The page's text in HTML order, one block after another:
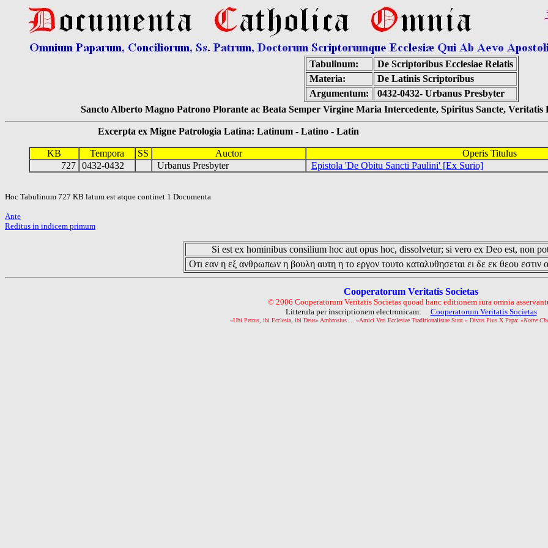
Tabulinum:
De Scriptoribus Ecclesiae Relatis
Materia:
De Latinis Scriptoribus
Argumentum:
0432-0432- Urbanus Presbyter
Sancto Alberto Magno Patrono Plorante ac Beata Semper Virgine Maria Intercedente, Spiritus Sancte,
Excerpta ex Migne Patrologia Latina: Latinum - Latino - Latin
KB Tempora SS Auctor Operis Titulus
727 0432-0432 Urbanus Presbyter Epistola 'De Obitu Sancti Paulini' [Ex Surio]
Hoc Tabulinum 727 KB latum est atque continet 1 Documenta
Ante
Reditus in indicem primum
Si est ex hominibus consilium hoc aut opus hoc, dissolvetur; si vero ex Deo est, non
Οτι εαν η εξ ανθρωπων η βουλη αυτη η το εργον τουτο καταλυθησεται ει δε εκ θεου εστιν
Cooperatorum Veritatis Societas
© 2006 Cooperatorum Veritatis Societas quoad hanc editionem iura omnia
Litterula per inscriptionem electronicam: Cooperatorum Veritatis Societas
«Ubi Petrus, ibi Ecclesia, ibi Deus» Ambrosius ... «Amici Veri Ecclesiae Traditionalistae Sunt.» Divus Pius X Papa: «Notre